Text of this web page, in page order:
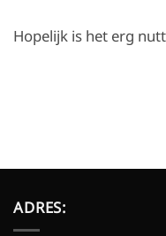
Hopelijk is het erg
ADRES: